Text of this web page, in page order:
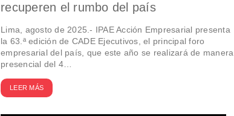
recuperen el rumbo del país
Lima, agosto de 2025.- IPAE Acción Empresarial presenta
la 63.ª edición de CADE Ejecutivos, el principal foro
empresarial del país, que este año se realizará de manera
presencial del 4…
LEER MÁS